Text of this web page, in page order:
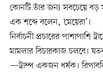
কোনটি তাঁর জন্য সবচেয়ে বড়
এক শব্দে বলেন, ‘মেয়েরা’।
নির্বাচনী প্রচারের পাশাপাশি
মামলার বিচারকাজ চলবে।
—ট্রাম্প একজন ধর্ষক।